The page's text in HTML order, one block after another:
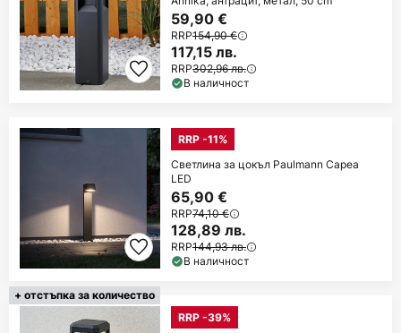
59,90 €
RRP154,90 €
117,15 лв.
RRP302,96 лв.
В наличност
RRP -11%
Светлина за цокъл Paulmann Capea
LED
65,90 €
RRP74,10 €
128,89 лв.
RRP144,93 лв.
В наличност
+ отстъпка за количество
RRP -39%